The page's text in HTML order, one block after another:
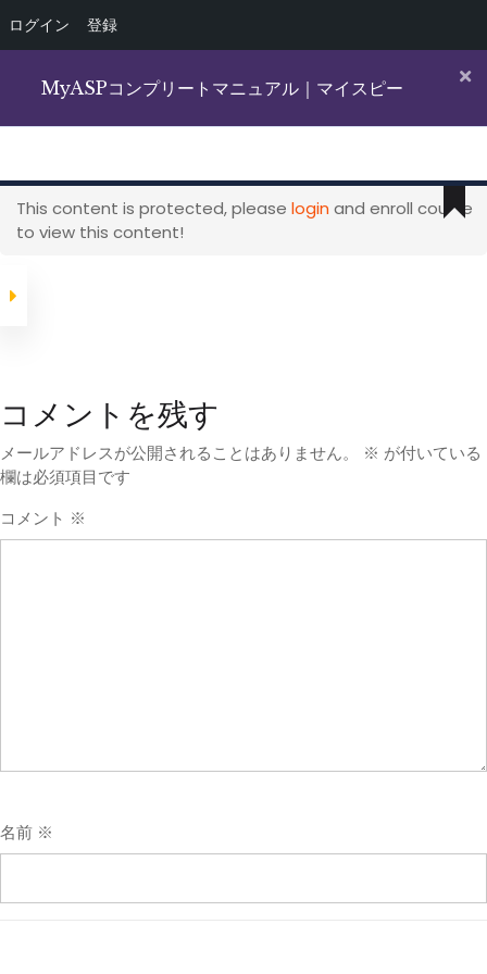
ログイン 登録
ホーム
メールマーケティング
MyASPコンプリートマニュアル｜マイスピー
MyASPコンプリートマニュアル｜マイスピー
This content is protected, please login and enroll course
to view this content!
コメントを残す
メールアドレスが公開されることはありません。 ※ が付いている
欄は必須項目です
コメント ※
名前 ※
Online Courses WordPress ThemeBy Themespride